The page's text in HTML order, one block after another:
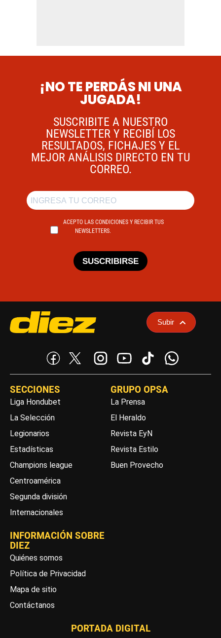
¡NO TE PERDÁS NI UNA
JUGADA!
SUSCRIBITE A NUESTRO
NEWSLETTER Y RECIBÍ LOS
RESULTADOS, FICHAJES Y EL
MEJOR ANÁLISIS DIRECTO EN TU
CORREO.
ACEPTO LAS CONDICIONES Y RECIBIR TUS
NEWSLETTERS.
SUSCRIBIRSE
Subir
SECCIONES
Liga Hondubet
La Selección
Legionarios
Estadísticas
Champions league
Centroamérica
Segunda división
Internacionales
GRUPO OPSA
La Prensa
El Heraldo
Revista EyN
Revista Estilo
Buen Provecho
INFORMACIÓN SOBRE
DIEZ
Quiénes somos
Política de Privacidad
Mapa de sitio
Contáctanos
PORTADA DIGITAL